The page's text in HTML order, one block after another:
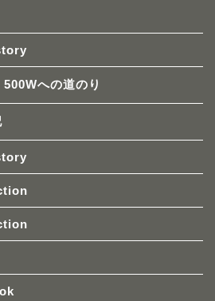
への道のり